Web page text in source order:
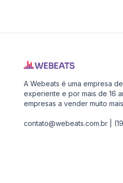
Vitality
Diabetes,
Health,
A Webeats é uma empresa
experiente e por mais de 16
empresas a vender muito
contato@webeats.com.br